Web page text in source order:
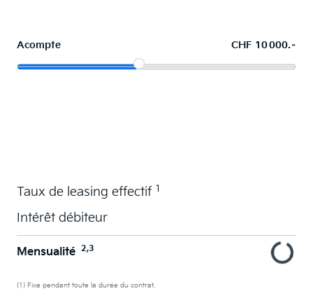
Acompte CHF 10 000.–
Taux de leasing effectif 1
Intérêt débiteur
Mensualité 2,3
(1) Fixe pendant toute la durée du contrat.